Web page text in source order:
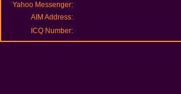
Yahoo Messenger:
AIM Address:
ICQ Number: